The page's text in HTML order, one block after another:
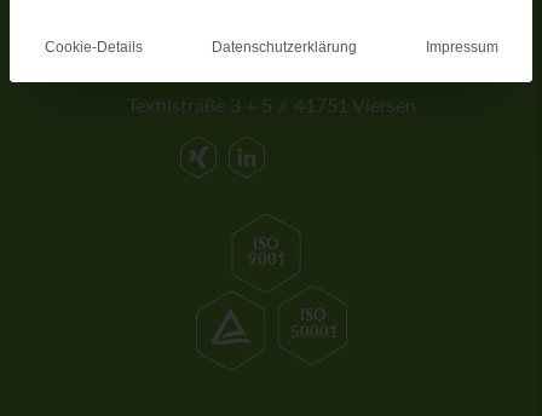
Technische Kunststoffe
Textilstraße 3 + 5 // 41751 Viersen
ISO
50001
ISO
9001
Cookie-Details Datenschutzerklärung Impressum